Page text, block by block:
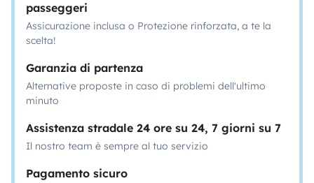
passeggeri
Assicurazione inclusa o Protezione rinforzata, a te la
scelta!
Garanzia di partenza
Alternative proposte in caso di problemi dell'ultimo
minuto
Assistenza stradale 24 ore su 24, 7 giorni su 7
Il nostro team è sempre al tuo servizio
Pagamento sicuro